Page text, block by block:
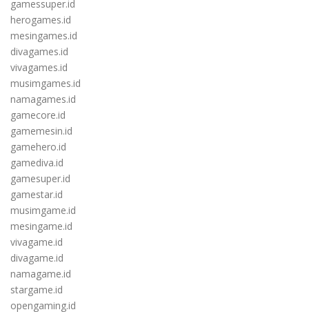
gamessuper.id
herogames.id
mesingames.id
divagames.id
vivagames.id
musimgames.id
namagames.id
gamecore.id
gamemesin.id
gamehero.id
gamediva.id
gamesuper.id
gamestar.id
musimgame.id
mesingame.id
vivagame.id
divagame.id
namagame.id
stargame.id
opengaming.id